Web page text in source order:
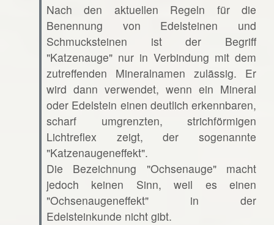
Nach den aktuellen Regeln für die
Benennung von Edelsteinen und
Schmucksteinen ist der Begriff
"Katzenauge" nur in Verbindung mit dem
zutreffenden Mineralnamen zulässig. Er
wird dann verwendet, wenn ein Mineral
oder Edelstein einen deutlich erkennbaren,
scharf umgrenzten, strichförmigen
Lichtreflex zeigt, der sogenannte
"Katzenaugeneffekt".
Die Bezeichnung "Ochsenauge" macht
jedoch keinen Sinn, weil es einen
"Ochsenaugeneffekt" in der
Edelsteinkunde nicht gibt.